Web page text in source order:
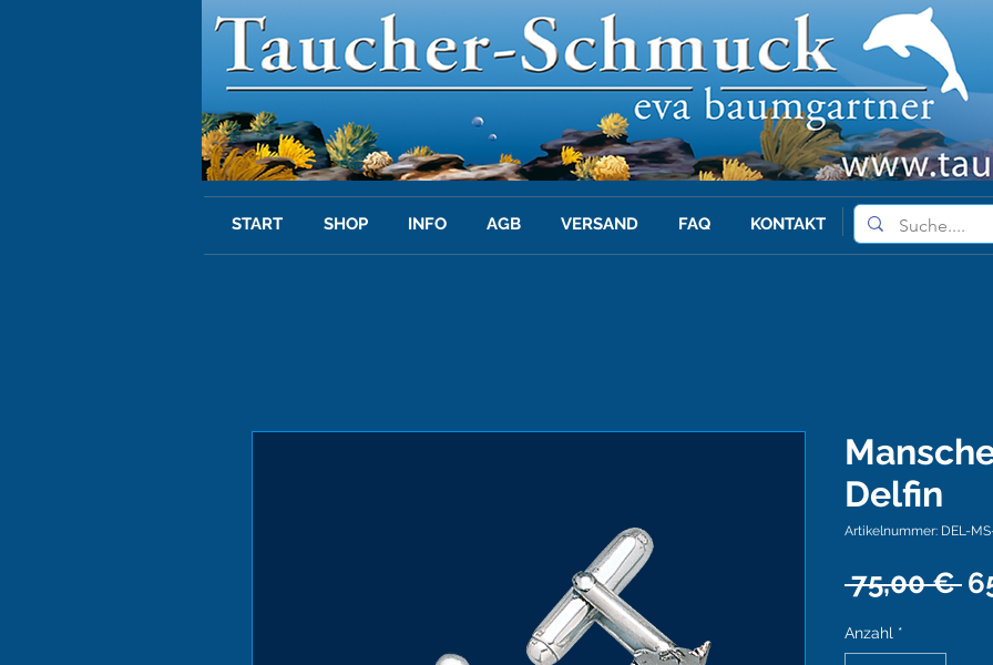
START SHOP INFO AGB VERSAND FAQ KONTAKT
Delfin
Artikelnummer: DEL-
75,00 €
Anzahl *